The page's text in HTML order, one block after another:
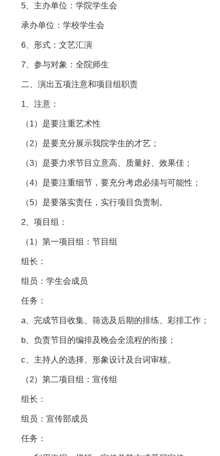
5、主办单位：学院学生会
承办单位：学校学生会
6、形式：文艺汇演
7、参与对象：全院师生
二、演出五项注意和项目组职责
1、注意：
（1）是要注重艺术性
（2）是要充分展示我院学生的才艺；
（3）是要力求节目立意高、质量好、效果佳；
（4）是要注重细节，要充分考虑必须与可能性；
（5）是要落实责任，实行项目负责制。
2、项目组：
（1）第一项目组：节目组
组长：
组员：学生会成员
任务：
a、完成节目收集、筛选及后期的排练、彩排工作；
b、负责节目的编排及晚会全流程的衔接；
c、主持人的选择、形象设计及台词审核。
（2）第二项目组：宣传组
组长：
组员：宣传部成员
任务：